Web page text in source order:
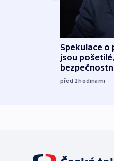
Spekulace o
jsou
před 2hodinami